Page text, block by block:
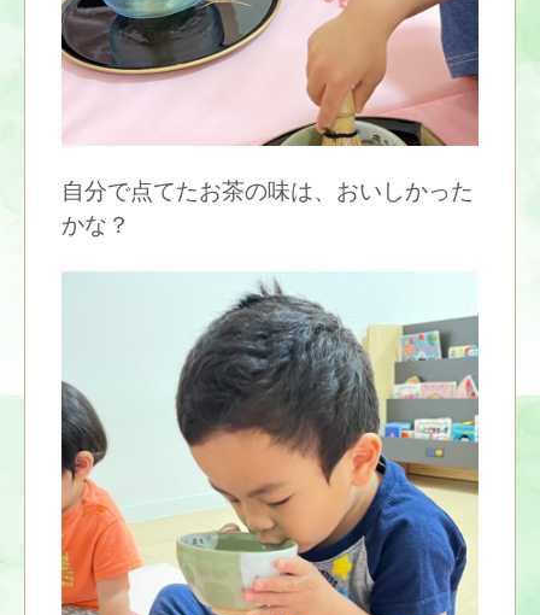
自分で点てたお茶の味は、おいしかった
かな？